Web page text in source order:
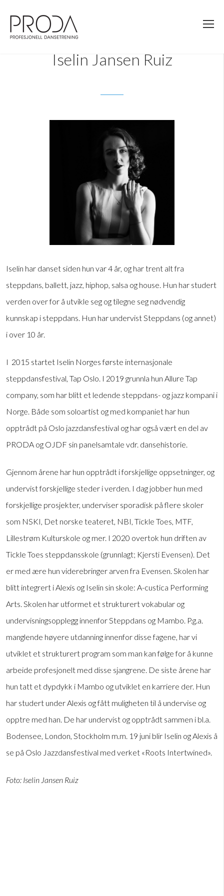
sidens
hovedinnhold
Iselin Jansen Ruiz
Iselin har danset siden hun var 4 år, og har trent alt fra
steppdans, ballett, jazz, hiphop, salsa og house. Hun har studert
verden over for å utvikle seg og tilegne seg nødvendig
kunnskap i steppdans. Hun har undervist Steppdans (og annet)
i over 10 år.
I 2015 startet Iselin Norges første internasjonale
steppdansfestival, Tap Oslo. I 2019 grunnla hun Allure Tap
company, som har blitt et ledende steppdans- og jazz kompani i
Norge. Både som soloartist og med kompaniet har hun
opptrådt på Oslo jazzdansfestival og har også vært en del av
PRODA og OJDF sin panelsamtale vdr. dansehistorie.
Gjennom årene har hun opptrådt i forskjellige oppsetninger, og
undervist forskjellige steder i verden. I dag jobber hun med
forskjellige prosjekter, underviser sporadisk på flere skoler
som NSKI, Det norske teateret, NBI, Tickle Toes, MTF,
Lillestrøm Kulturskole og mer. I 2020 overtok hun driften av
Tickle Toes steppdansskole (grunnlagt; Kjersti Evensen). Det
er med ære hun viderebringer arven fra Evensen. Skolen har
blitt integrert i Alexis og Iselin sin skole: A-custica Performing
Arts. Skolen har utformet et strukturert vokabular og
undervisningsopplegg innenfor Steppdans og Mambo. P.g.a.
manglende høyere utdanning innenfor disse fagene, har vi
utviklet et strukturert program som man kan følge for å kunne
arbeide profesjonelt med disse sjangrene. De siste årene har
hun tatt et dypdykk i Mambo og utviklet en karriere der. Hun
har studert under Alexis og fått muligheten til å undervise og
opptre med han. De har undervist og opptrådt sammen i bl.a.
Bodensee, London, Stockholm m.m. 19 juni blir Iselin og Alexis å
se på Oslo Jazzdansfestival med verket «Roots Intertwined».
Foto: Iselin Jansen Ruiz